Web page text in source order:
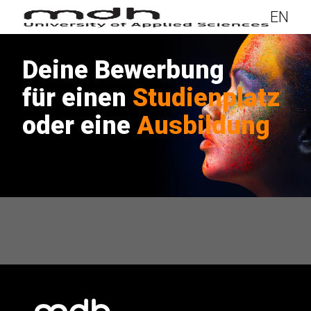
EN
Deine Bewerbung
für einen Studienplatz
oder eine Ausbildung